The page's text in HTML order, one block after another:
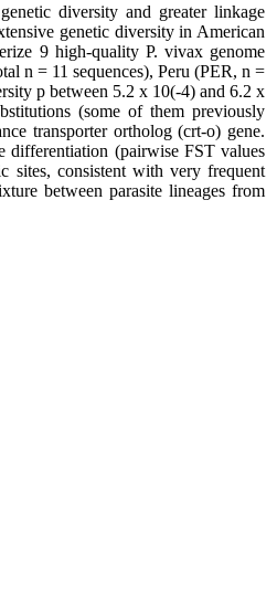
diversity and greater linkage
genetic diversity in American
9 high-quality P. vivax genome
n = 11 sequences), Peru (PER, n =
p between 5.2 x 10(-4) and 6.2 x
(some of them previously
transporter ortholog (crt-o) gene.
differentiation (pairwise FST values
sites, consistent with very frequent
between parasite lineages from